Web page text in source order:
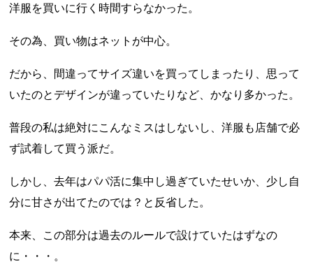
洋服を買いに行く時間すらなかった。
その為、買い物はネットが中心。
だから、間違ってサイズ違いを買ってしまったり、思って
いたのとデザインが違っていたりなど、かなり多かった。
普段の私は絶対にこんなミスはしないし、洋服も店舗で必
ず試着して買う派だ。
しかし、去年はパパ活に集中し過ぎていたせいか、少し自
分に甘さが出てたのでは？と反省した。
本来、この部分は過去のルールで設けていたはずなの
に・・・。